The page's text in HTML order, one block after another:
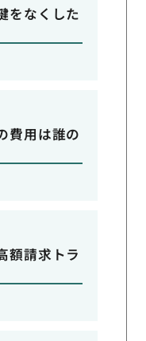
をなくした
費用は誰の
額請求トラ